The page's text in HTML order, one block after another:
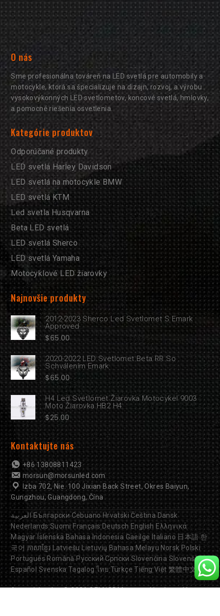
O nás
Sme profesionálna továreň na LED svetlá pre automobily a
motocykle, ktorá sa špecializuje na dizajn, rozvoj, a výrobu
vysokovýkonných LED svetlometov, koncové svetlá, hmlovky,
a pomocné riešenia osvetlenia.
Kategórie produktov
Odporúčané produkty
LED svetlá Harley Davidson
LED svetlá na motocykle BMW
LED svetlá KTM
Led svetla Husqvarna
Beta LED svetlá
LED svetlá Sherco
LED svetlá Yamaha
Motocyklové LED žiarovky
Najnovšie produkty
2012-2023 Sherco Led Svetlomet S Emark
Approved
$65.00
2020-2022 LED Svetlomet Beta RR So
Schválením Emark
$65.00
H4 Led Svetlomet Žiarovka Motocykel 9003
Moto Žiarovka HB2 H4
$25.00
Kontaktujte nás
+86 13808811423
morsun@morsunled.com
Izba 702, Nie. 100 Jixian Back Street, Okres Baiyun,
Gungzhou, Guangdong, Čína
العربية Български Cebuano Hrvatski Čeština Dansk
Nederlands Suomi Français Deutsch English Ελληνικά
Magyar Íslenska Bahasa Indonesia Gaeilge Italiano 日本語 한
국어 ភាសាខ្មែរ Latviešu Lietuvių Bahasa Melayu Norsk Polski
Português Română Русский Српски Slovenčina Slovenščina
Español Svenska Tagalog ไทย Türkçe Tiếng Việt 繁體中文
Autorské práva © 2026OEM/ODM motocyklové svetlá